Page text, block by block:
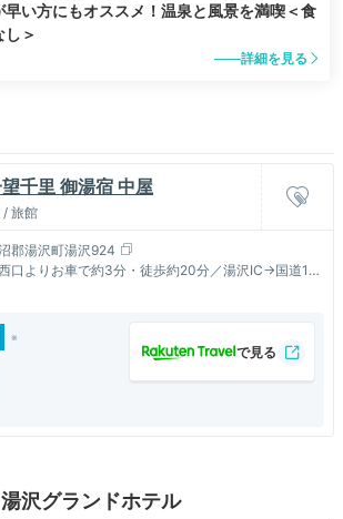
早い方にもオススメ！温泉と風景を満喫＜食
し＞
詳細を見る
千里 御湯宿 中屋
/ 旅館
郡湯沢町湯沢924
口よりお車で約3分・徒歩約20分／湯沢IC→国道17
沢グランドホテル